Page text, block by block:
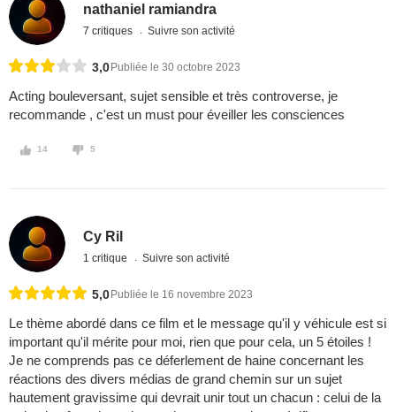
nathaniel ramiandra
7 critiques Suivre son activité
3,0 Publiée le 30 octobre 2023
Acting bouleversant, sujet sensible et très controverse, je
recommande , c'est un must pour éveiller les consciences
14 5
Cy Ril
1 critique Suivre son activité
5,0 Publiée le 16 novembre 2023
Le thème abordé dans ce film et le message qu'il y véhicule est si
important qu'il mérite pour moi, rien que pour cela, un 5 étoiles !
Je ne comprends pas ce déferlement de haine concernant les
réactions des divers médias de grand chemin sur un sujet
hautement gravissime qui devrait unir tout un chacun : celui de la